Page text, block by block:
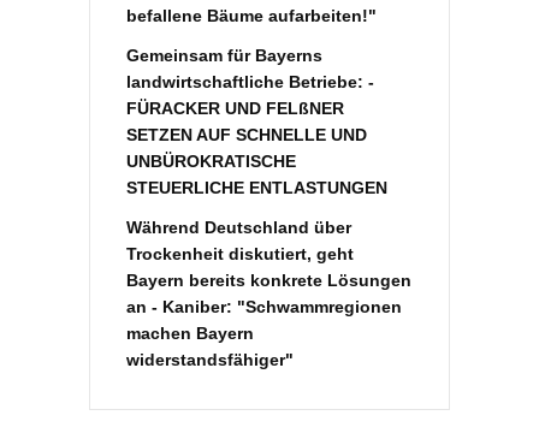
befallene Bäume aufarbeiten!"
Gemeinsam für Bayerns
landwirtschaftliche Betriebe: -
FÜRACKER UND FELßNER
SETZEN AUF SCHNELLE UND
UNBÜROKRATISCHE
STEUERLICHE ENTLASTUNGEN
Während Deutschland über
Trockenheit diskutiert, geht
Bayern bereits konkrete Lösungen
an - Kaniber: "Schwammregionen
machen Bayern
widerstandsfähiger"